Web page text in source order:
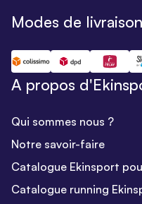
Modes de livraison
A propos
Qui sommes nous ?
Notre savoir-faire
Catalogue Ekinsport
Catalogue running